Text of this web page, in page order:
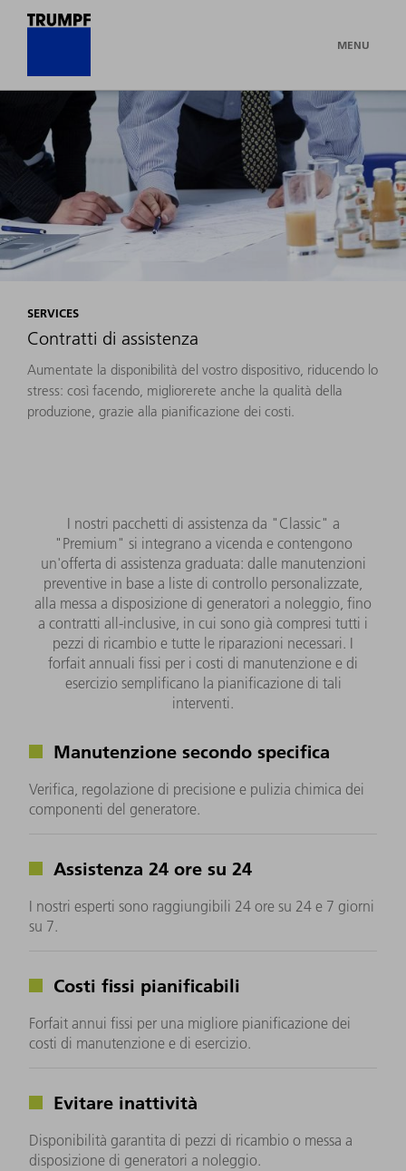
MENU
SERVICES
Contratti di assistenza
Aumentate la disponibilità del vostro dispositivo, riducendo lo
stress: così facendo, migliorerete anche la qualità della
produzione, grazie alla pianificazione dei costi.
I nostri pacchetti di assistenza da "Classic" a
"Premium" si integrano a vicenda e contengono
un'offerta di assistenza graduata: dalle manutenzioni
preventive in base a liste di controllo personalizzate,
alla messa a disposizione di generatori a noleggio, fino
a contratti all-inclusive, in cui sono già compresi tutti i
pezzi di ricambio e tutte le riparazioni necessari. I
forfait annuali fissi per i costi di manutenzione e di
esercizio semplificano la pianificazione di tali
interventi.
Manutenzione secondo specifica
Verifica, regolazione di precisione e pulizia chimica dei
componenti del generatore.
Assistenza 24 ore su 24
I nostri esperti sono raggiungibili 24 ore su 24 e 7 giorni
su 7.
Costi fissi pianificabili
Forfait annui fissi per una migliore pianificazione dei
costi di manutenzione e di esercizio.
Evitare inattività
Disponibilità garantita di pezzi di ricambio o messa a
disposizione di generatori a noleggio.